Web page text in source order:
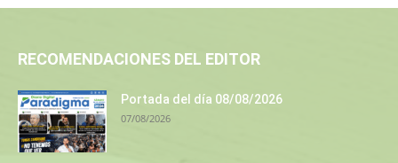
RECOMENDACIONES DEL EDITOR
Portada del día 08/08/2026
07/08/2026